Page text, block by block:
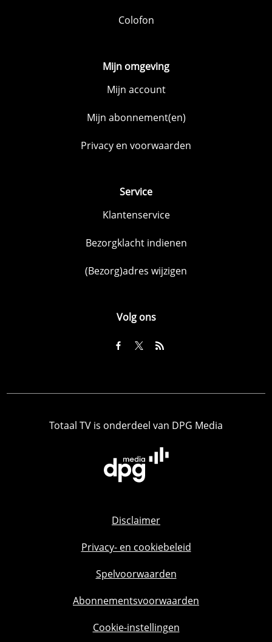
Colofon
Mijn omgeving
Mijn account
Mijn abonnement(en)
Privacy en voorwaarden
Service
Klantenservice
Bezorgklacht indienen
(Bezorg)adres wijzigen
Volg ons
Totaal TV is onderdeel van DPG Media
Disclaimer
Privacy- en cookiebeleid
Spelvoorwaarden
Abonnementsvoorwaarden
Cookie-instellingen